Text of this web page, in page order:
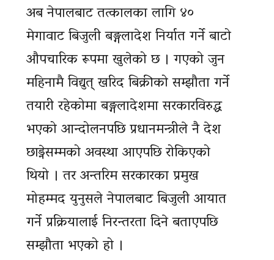
अब नेपालबाट तत्कालका लागि ४०
मेगावाट बिजुली बङ्गलादेश निर्यात गर्ने बाटो
औपचारिक रूपमा खुलेको छ । गएको जुन
महिनामै विद्युत् खरिद बिक्रीको सम्झौता गर्ने
तयारी रहेकोमा बङ्गलादेशमा सरकारविरुद्ध
भएको आन्दोलनपछि प्रधानमन्त्रीले नै देश
छाड्नेसम्मको अवस्था आएपछि रोकिएको
थियो । तर अन्तरिम सरकारका प्रमुख
मोहम्मद युनुसले नेपालबाट बिजुली आयात
गर्ने प्रक्रियालाई निरन्तरता दिने बताएपछि
सम्झौता भएको हो ।